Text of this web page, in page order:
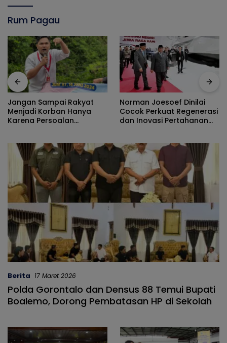
Rum Pagau
Norman Joesoef Dinilai
Cocok Perkuat Regenerasi
dan Inovasi Pertahanan
Nilai Tukar Petani Naik,
Angka Kemiskinan Turun,
Program Gusnar-Idah
Berita 17 Maret 2026
Polda Gorontalo dan Densus 88 Temui Bupati
Boalemo, Dorong Pembatasan HP di Sekolah